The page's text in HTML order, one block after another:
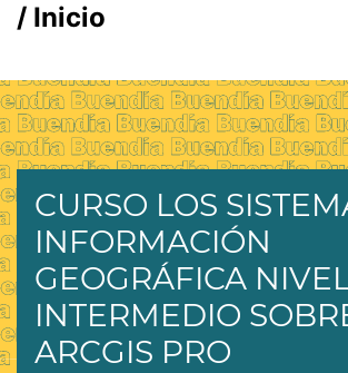
Inicio
CURSO LOS
INFORMACIÓN
GEOGRÁFICA
INTERMEDIO
ARCGIS PRO